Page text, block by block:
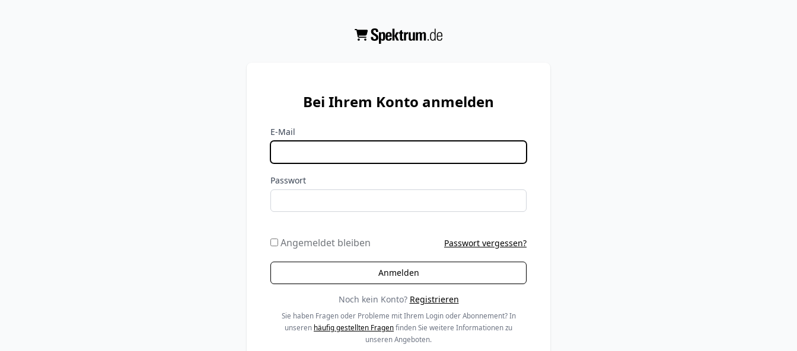
Bei Ihrem Konto anmelden
E-Mail
Passwort
Angemeldet bleiben Passwort vergessen?
Noch kein Konto? Registrieren
Sie haben Fragen oder Probleme mit Ihrem Login oder Abonnement? In
unseren häufig gestellten Fragen finden Sie weitere Informationen zu
unseren Angeboten.